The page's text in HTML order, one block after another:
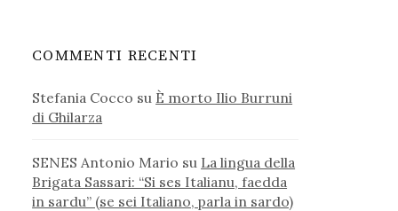
COMMENTI RECENTI
Stefania Cocco su È morto Ilio Burruni
di Ghilarza
SENES Antonio Mario su La lingua della
Brigata Sassari: “Si ses Italianu, faedda
in sardu” (se sei Italiano, parla in sardo)